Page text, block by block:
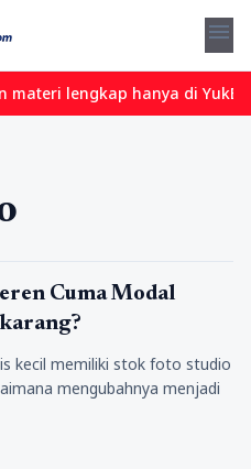
menu
lengkap hanya di
Cuma Modal
kecil memiliki stok foto studio
mengubahnya menjadi